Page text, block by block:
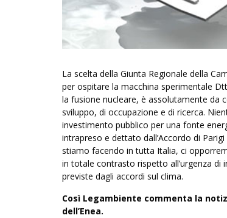
La scelta della Giunta Regionale della
per ospitare la macchina sperimentale
la fusione nucleare, è assolutamente da
sviluppo, di occupazione e di ricerca.
investimento pubblico per una fonte
intrapreso e dettato dall’Accordo di
stiamo facendo in tutta Italia, ci
in totale contrasto rispetto all’urgenza
previste dagli accordi sul clima.
Così Legambiente commenta la
dell’Enea.